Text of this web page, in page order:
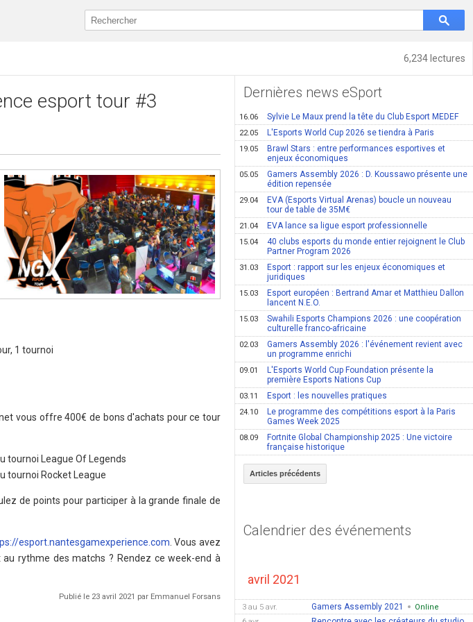
6,234 lectures
esport tour #3
1 tournoi
vous offre 400€ de bons d'achats pour ce tour
tournoi League Of Legends
tournoi Rocket League
de points pour participer à la grande finale de
esport.nantesgamexperience.com . Vous avez
rythme des matchs ? Rendez ce week-end à
Publié le 23 avril 2021 par Emmanuel Forsans
Dernières news eSport
16.06 Sylvie Le Maux prend la tête du Club Esport MEDEF
22.05 L'Esports World Cup 2026 se tiendra à Paris
19.05
Brawl Stars : entre performances esportives et
enjeux économiques
05.05
Gamers Assembly 2026 : D. Koussawo présente une
édition repensée
29.04
EVA (Esports Virtual Arenas) boucle un nouveau
tour de table de 35M€
21.04 EVA lance sa ligue esport professionnelle
15.04
40 clubs esports du monde entier rejoignent le Club
Partner Program 2026
31.03
Esport : rapport sur les enjeux économiques et
juridiques
15.03
Esport européen : Bertrand Amar et Matthieu Dallon
lancent N.E.O.
15.03
Swahili Esports Champions 2026 : une coopération
culturelle franco-africaine
02.03
Gamers Assembly 2026 : l'événement revient avec
un programme enrichi
09.01
L'Esports World Cup Foundation présente la
première Esports Nations Cup
03.11 Esport : les nouvelles pratiques
24.10
Le programme des compétitions esport à la Paris
Games Week 2025
08.09
Fortnite Global Championship 2025 : Une victoire
française historique
Articles précédents
Calendrier des événements
avril 2021
3 au 5 avr. Gamers Assembly 2021
Online